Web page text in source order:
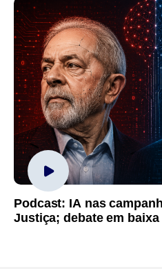
Podcast: IA nas
Justiça; debate em baixa